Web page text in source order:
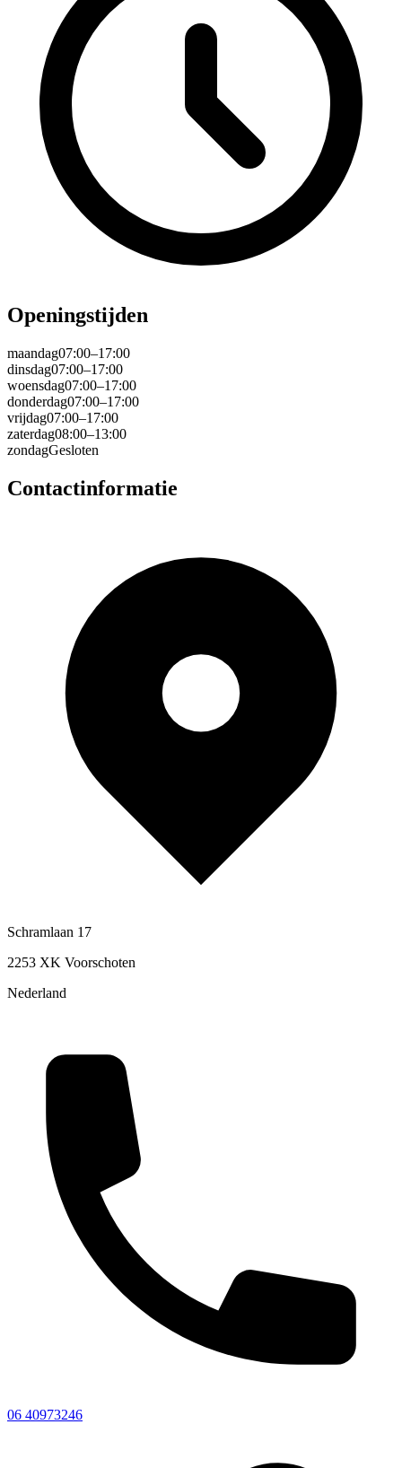
Openingstijden
maandag07:00–17:00
dinsdag07:00–17:00
woensdag07:00–17:00
donderdag07:00–17:00
vrijdag07:00–17:00
zaterdag08:00–13:00
zondagGesloten
Contactinformatie
Schramlaan 17
2253 XK Voorschoten
Nederland
06 40973246